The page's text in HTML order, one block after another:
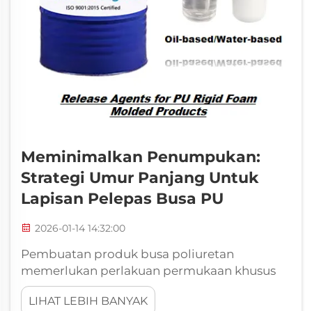
Meminimalkan Penumpukan:
Strategi Umur Panjang Untuk
Lapisan Pelepas Busa PU
2026-01-14 14:32:00
Pembuatan produk busa poliuretan
memerlukan perlakuan permukaan khusus
untuk mencegah lengketnya cetakan dengan
komponen jadi. Efektivitas lapisan pelepas
LIHAT LEBIH BANYAK